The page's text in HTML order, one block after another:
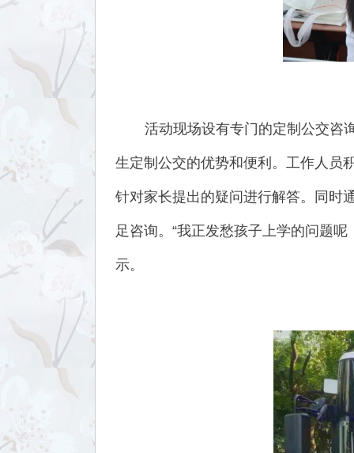
活动现场设有专门的定制公交咨
生定制公交的优势和便利。工作人员
针对家长提出的疑问进行解答。同时
足咨询。“我正发愁孩子上学的问题
示。